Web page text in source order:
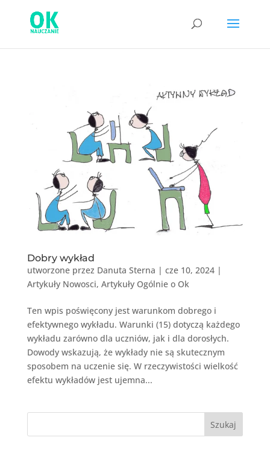
Dobry wykład
utworzone przez Danuta Sterna | cze 10, 2024|
Artykuły Nowosci, Artykuły Ogólnie o Ok
Ten wpis poświęcony jest warunkom dobrego i
efektywnego wykładu. Warunki (15) dotyczą każdego
wykładu zarówno dla uczniów, jak i dla dorosłych.
Dowody wskazują, że wykłady nie są skutecznym
sposobem na uczenie się. W rzeczywistości wielkość
efektu wykładów jest ujemna...
Szukaj